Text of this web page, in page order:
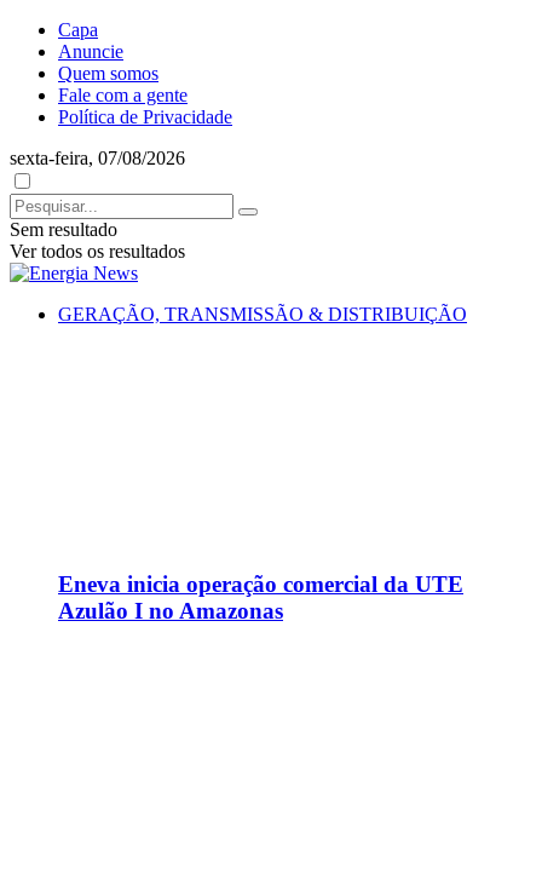
Capa
Anuncie
Quem somos
Fale com a gente
Política de Privacidade
sexta-feira, 07/08/2026
Sem resultado
Ver todos os resultados
GERAÇÃO, TRANSMISSÃO & DISTRIBUIÇÃO
Eneva inicia operação comercial da UTE
Azulão I no Amazonas